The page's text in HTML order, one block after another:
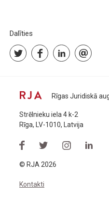
Dalīties
Rīgas Juridiskā
Strēlnieku iela 4 k-2
Rīga, LV-1010, Latvija
© RJA 2026
Kontakti